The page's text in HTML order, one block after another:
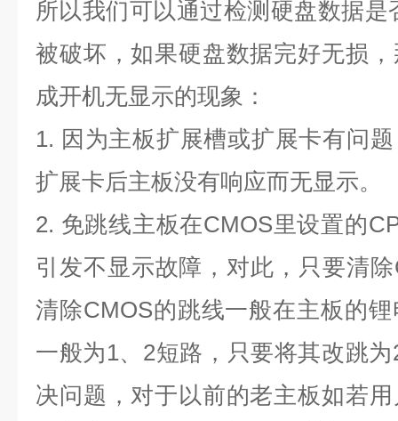
所以我们可以通过检测硬盘数据是
被破坏，如果硬盘数据完好无损
成开机无显示的现象：
1. 因为主板扩展槽或扩展卡有问
扩展卡后主板没有响应而无显示。
2. 免跳线主板在CMOS里设置的
引发不显示故障，对此，只要清除
清除CMOS的跳线一般在主板的
一般为1、 2短路，只要将其改跳为
决问题，对于以前的老主板如若